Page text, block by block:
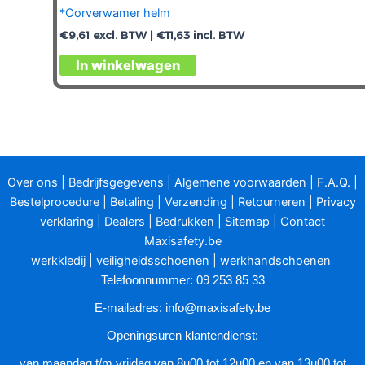
*Oorverwamer helm
€9,61 excl. BTW | €11,63 incl. BTW
In winkelwagen
Over ons Bedrijfsgegevens Algemene voorwaarden F.A.Q.
Bestelprocedure| Betaling Verzending Retourneren
Privacy
verklaring
Dealers Bedrukken Sitemap
Contact
Maxisafety.be
werkkledij
veiligheidsschoenen werkhandschoenen
Telefoonnummer: 09 253 85 33
E-mailadres: info@maxisafety.be
Openingsuren klantendienst: